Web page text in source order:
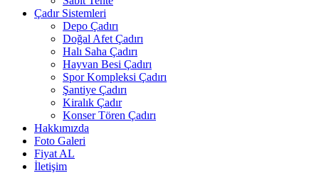
Çadır Sistemleri
Depo Çadırı
Doğal Afet Çadırı
Halı Saha Çadırı
Hayvan Besi Çadırı
Spor Kompleksi Çadırı
Şantiye Çadırı
Kiralık Çadır
Konser Tören Çadırı
Hakkımızda
Foto Galeri
Fiyat AL
İletişim